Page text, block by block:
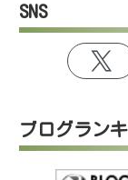
SNS
ブログラン